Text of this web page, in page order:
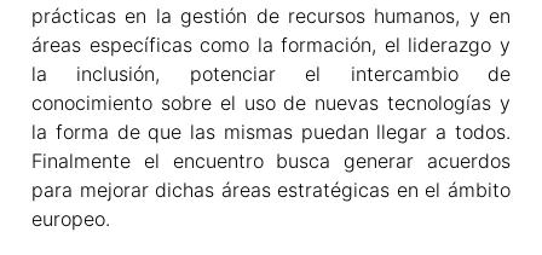
prácticas en la gestión de recursos humanos, y en
áreas específicas como la formación, el liderazgo y
la inclusión, potenciar el intercambio de
conocimiento sobre el uso de nuevas tecnologías y
la forma de que las mismas puedan llegar a todos.
Finalmente el encuentro busca generar acuerdos
para mejorar dichas áreas estratégicas en el ámbito
europeo.